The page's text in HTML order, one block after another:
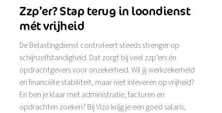
Zzp’er? Stap terug in loondienst
mét vrijheid
De Belastingdienst controleert steeds strenger op
schijnzelfstandigheid. Dat zorgt bij veel zzp’ers én
opdrachtgevers voor onzekerheid. Wil jij werkzekerheid
en financiële stabiliteit, maar niet inleveren op vrijheid?
En ben je klaar met administratie, facturen en
opdrachten zoeken? Bij Vizo krijg je een goed salaris,